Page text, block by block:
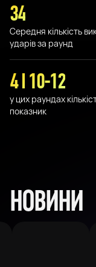
34
Середня кількість
ударів за раунд
4 I 10-12
у цих раундах
показник
НОВИНИ